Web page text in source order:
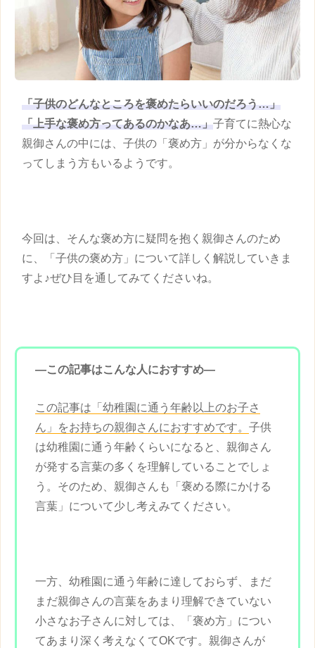
「子供のどんなところを褒めたらいいのだろう…」
「上手な褒め方ってあるのかなあ…」子育てに熱心な
親御さんの中には、 子供の「 褒め方 」が分からなくな
ってしまう方もいるようです。
今回は、そんな褒め方に疑問を抱く親御さんのため
に、「 子供の褒め方 」について詳しく解説していきま
すよ♪ぜひ目を通してみてくださいね。
―この記事はこんな人におすすめ―
この記事は「幼稚園に通う年齢以上のお子さ
ん」をお持ちの親御さんにおすすめです。 子供
は幼稚園に通う年齢くらいになると、親御さん
が発する言葉の多くを理解していることでしょ
う。そのため、親御さんも「褒める際にかける
言葉」について少し考えみてください。
一方、幼稚園に通う年齢に達しておらず、まだ
まだ親御さんの言葉をあまり理解できていない
小さなお子さんに対しては、「 褒め方 」につい
てあまり深く考えなくてOKです。親御さんが